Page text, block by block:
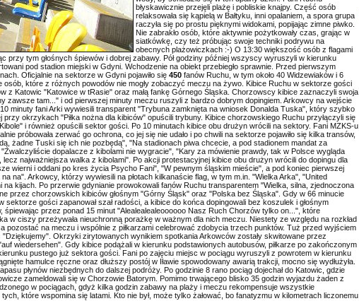
błyskawicznie przejęli plażę i pobliskie knajpy. Część osób
relaksowała się kąpielą w Bałtyku, inni opalaniem, a spora grupa
raczyła się po prostu pięknymi widokami, popijając zimne piwko.
Nie zabrakło osób, które aktywnie pożytkowały czas, grając w
siatkówkę, czy też próbując swoje techniki podrywu na
obecnych plażowiczkach :-) O 13:30 większość osób z flagami
przy tym głośnych śpiewów i dobrej zabawy. Pół godziny później wszyscy wyruszyli w kierunku
pod stadion miejski w Gdyni. Wchodzenie na obiekt przebiegło sprawnie. Przed pierwszym
Oficjalnie na sektorze w Gdyni pojawiło się 450fanów Ruchu, w tym około 40 Widzewiaków i 6
osób, które z różnych powodów nie mogły zobaczyć meczu na żywo. Kibice Ruchu w sektorze gości
z Katowic "Katowice w tRasie" oraz małą fankę Górnego Śląska. Chorzowscy kibice zaznaczyli swoja
tam..." i od pierwszej minuty meczu ruszyli z bardzo dobrym dopingiem. Arkowcy na wejście
minuty fani Arki wywiesili transparent "Trybuna zamknięta na wniosek Donalda Tuska", który szybko
okrzykach "Piłka nożna dla kibiców" opuścili trybuny. Kibice chorzowskiego Ruchu przyłączyli się
i również opuścili sektor gości. Po 10 minutach kibice obu drużyn wrócili na sektory. Fani MZKS-u
próbowała zerwać go ochrona, co jej się nie udało i po chwili na sektorze pojawiło się kilka transów,
żadne Tuski się ich nie pozbędą", "Na stadionach piwa chcecie, a pod stadionem mandat za
dopalacze z kibolami nie wygracie", "Kary za mówienie prawdy, tak w Polsce wygląda
najważniejsza walka z kibolami". Po akcji protestacyjnej kibice obu drużyn wrócili do dopingu dla
wierni i oddani po kres życia Psycho Fani", "W pewnym śląskim mieście", a pod koniec pierwszej
na". Arkowcy, którzy wywiesili na płotach kilkanaście flag, w tym m.in. "Wielka Arka", "United
kijach. Po przerwie gdynianie prowokowali fanów Ruchu transparentem "Wielka, silna, zjednoczona
przez chorzowskich kibiców głośnym "Górny Śląsk" oraz "Polska bez Śląska". Gdy w 66 minucie
gości zapanował szał radości, a kibice do końca dopingowali bez koszulek i głośnym
śpiewając przez ponad 15 minut "Alealealealeoooooo Nasz Ruch Chorzów tylko on...", które
w ciszy przeżywała nieuchronną porażkę w ważnym dla nich meczu. Niestety ze względu na rozkład
pozostać na meczu i wspólnie z piłkarzami celebrować zdobycia trzech punktów. Tuż przed wyjściem
Okrzyki zirytowanych wynikiem spotkania Arkowców zostały skwitowane przez
wiedersehen". Gdy kibice podążali w kierunku podstawionych autobusów, piłkarze po zakończonym
pustego już sektora gości. Fani po zajęciu miejsc w pociągu wyruszyli z powrotem w kierunku
hamulce ręczne oraz dłuższy postój w Iławie spowodowany awarią trakcji, mocno się wydłużyła.
płynów niezbędnych do dalszej podróży. Po godzinie 8 rano pociąg dojechał do Katowic, gdzie
zameldowali się w Chorzowie Batorym. Pomimo trwającego blisko 35 godzin wyjazdu żaden z
w pociągach, gdyż kilka godzin zabawy na plaży i meczu rekompensuje wszystkie
które wspomina się latami. Kto nie był, może tylko żałować, bo fanatyzmu w kilometrach liczonemu